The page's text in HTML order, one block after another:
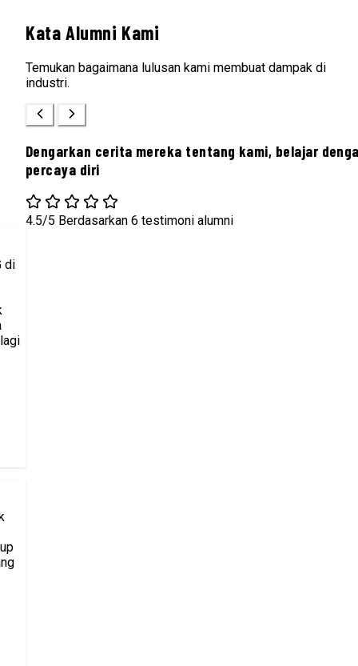
Kata Alumni Kami
Temukan bagaimana lulusan kami membuat dampak di
industri.
Dengarkan cerita mereka tentang kami, belajar
percaya diri
4.5/5 Berdasarkan 6 testimoni alumni